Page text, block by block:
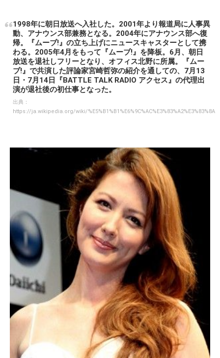
1998年に朝日放送へ入社した。2001年より報道局に人事異
動、アナウンス部兼務となる。2004年にアナウンス部へ復
帰。『ムーブ!』の立ち上げにニュースキャスターとして携
わる。2005年4月をもって『ムーブ!』を降板。6月、朝日
放送を退社しフリーとなり、オフィス北野に所属。『ムー
ブ!』で共演した評論家宮崎哲弥の紹介を通しての、7月13
日・7月14日『BATTLE TALK RADIO アクセス』の代理出
演が退社後の初仕事となった。
出典：
https://ja.wikipedia.org/wiki/%E5%B1%B1%E6%9C%AC%E3%83%A2%E3%83%8A